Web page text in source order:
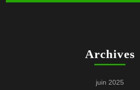
Archives
juin 2025